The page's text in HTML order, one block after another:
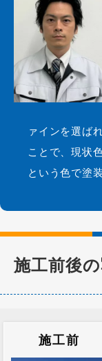
ァインを選ば
ことで、現状
という色で塗
施工前後
施工前